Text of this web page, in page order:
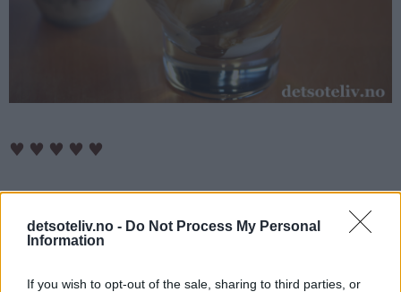
detsoteliv.no - Do Not Process My Personal
Information
If you wish to opt-out of the sale, sharing to third parties, or
♥ ♥ ♥ ♥ ♥
Innlegget er skrevet som ledd i mitt samarbeid med
Viking
Melk
.